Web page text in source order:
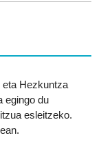
eta Hezkuntza
egingo du
esleitzeko.